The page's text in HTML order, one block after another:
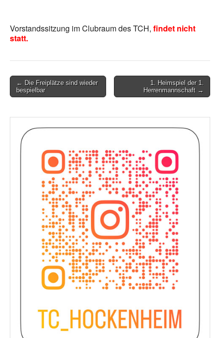
Vorstandssitzung im Clubraum des TCH, findet nicht
statt.
Post
navigation
← Die Freiplätze sind wieder
bespielbar
1. Heimspiel der 1.
Herrenmannschaft →